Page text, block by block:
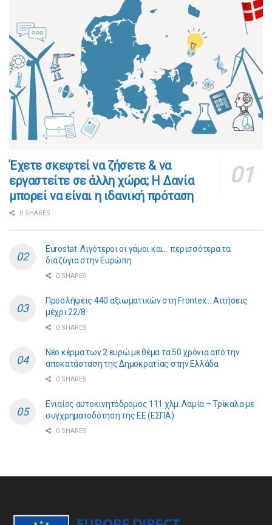
​​Έχετε σκεφτεί να ζήσετε & να
εργαστείτε σε άλλη χώρα; Η Δανία
μπορεί να είναι η ιδανική πρόταση
0 SHARES
Eurostat: Λιγότεροι οι γάμοι και… περισσότερα τα
διαζύγια στην Ευρώπη
0 SHARES
Προσλήψεις 440 αξιωματικών στη Frontex… Αιτήσεις
μέχρι 22/8
0 SHARES
Νέο κέρμα των 2 ευρώ με θέμα τα 50 χρόνια από την
αποκατάσταση της Δημοκρατίας στην Ελλάδα
0 SHARES
Ενιαίος αυτοκινητόδρομος 111 χλμ. Λαμία – Τρίκαλα με
συγχρηματοδότηση της ΕE (ΕΣΠΑ)
0 SHARES